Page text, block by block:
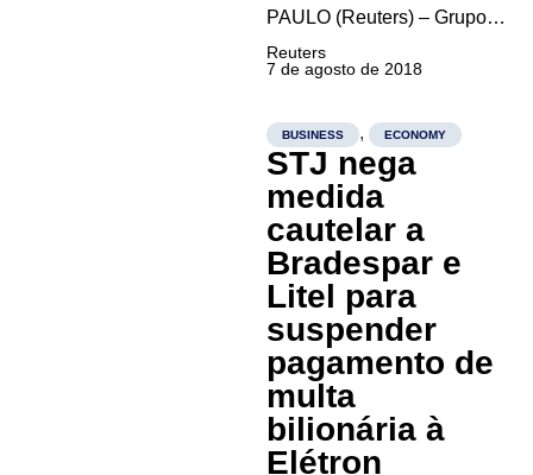
PAULO (Reuters) – Grupos
brasileiros de educação
como a Estácio
Educacional estão
disputando a aquisição de
unidades do Grupo Positivo,
que considera a venda de
ativos como uma alternativa
à oferta pública...
Reuters
7 de agosto de 2018
BUSINESS , ECONOMY
STJ nega
medida
cautelar a
Bradespar e
Litel para
suspender
pagamento de
multa
bilionária à
Elétron